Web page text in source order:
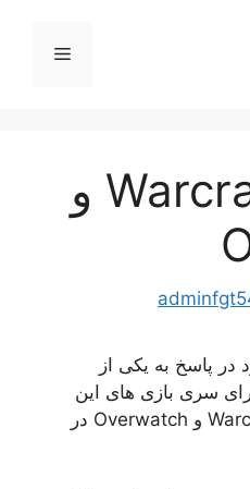
فهرست
Warcraft، Diablo و
در پاسخ به یکی از
سری بازی های این
استودیو مانند Warcraft، Diablo و Overwatch در